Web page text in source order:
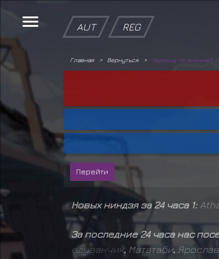
AUT REG
Главная Вернуться Переход по внешней
Новых ниндзя за 24 часа 1:
За последние 24 часа нас
одуванчик, Мататаби,